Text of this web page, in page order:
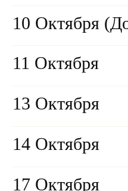
10 Октября
11 Октября
13 Октября
14 Октября
17 Октября